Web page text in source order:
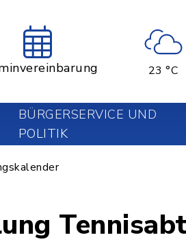
23 °C
BÜRGERSERVICE UND
POLITIK